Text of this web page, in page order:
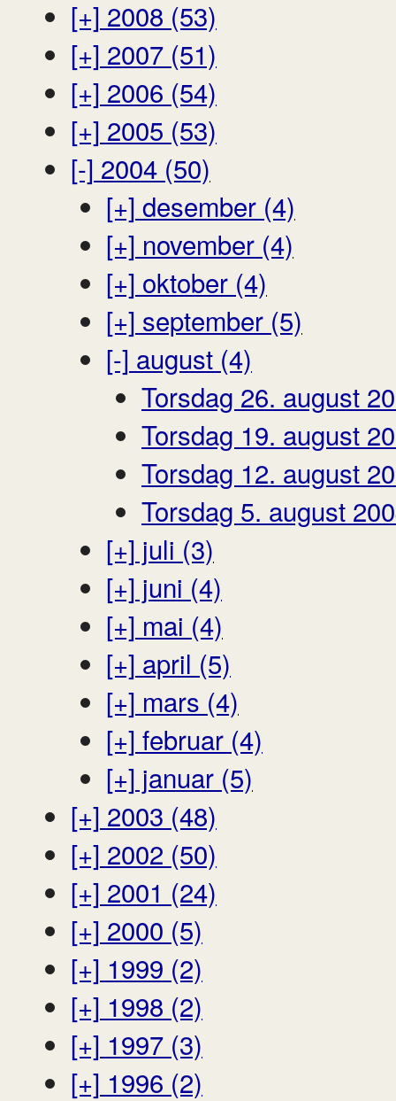
[+] 2008 (53)
[+] 2007 (51)
[+] 2006 (54)
[+] 2005 (53)
[-] 2004 (50)
[+] desember (4)
[+] november (4)
[+] oktober (4)
[+] september (5)
[-] august (4)
Torsdag 26. august
Torsdag 19. august
Torsdag 12. august
Torsdag 5. august
[+] juli (3)
[+] juni (4)
[+] mai (4)
[+] april (5)
[+] mars (4)
[+] februar (4)
[+] januar (5)
[+] 2003 (48)
[+] 2002 (50)
[+] 2001 (24)
[+] 2000 (5)
[+] 1999 (2)
[+] 1998 (2)
[+] 1997 (3)
[+] 1996 (2)